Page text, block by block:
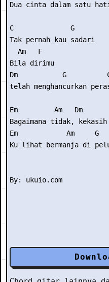
Dua cinta dalam satu
C              G
Tak pernah kau sadari
  Am   F
Bila dirimu
Dm           G
telah menghancurkan
Em         Am   Dm
Bagaimana tidak,
Em            Am     G
Ku lihat bermanja di